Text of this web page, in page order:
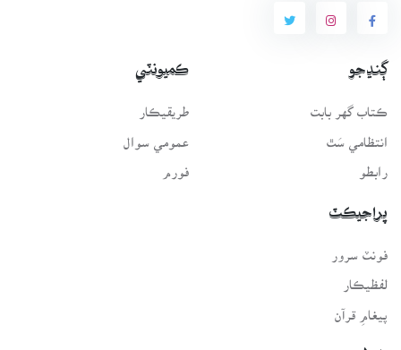
ڳنڍجو
ڪتاب گهر بابت
انتظامي سَٿ
رابطو
ڪميونٽي
طريقيڪار
عمومي سوال
فورم
پراجيڪٽ
لفظيڪار
پيغامِ قرآن